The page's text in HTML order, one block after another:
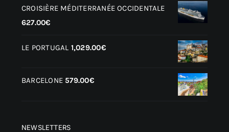
CROISIÈRE MÉDITERRANÉE OCCIDENTALE
627.00€
LE PORTUGAL 1,029.00€
BARCELONE 579.00€
NEWSLETTERS